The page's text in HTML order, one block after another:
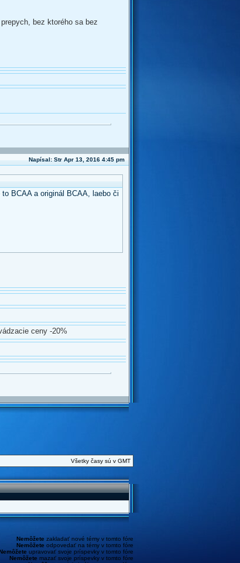
bez ktorého sa bez
Napísal: Str Apr 13, 2016 4:45 pm
BCAA a originál BCAA, laebo či
ceny -20%
Všetky časy sú v GMT
Nemôžete zakladať nové témy v tomto fóre
Nemôžete odpovedať na témy v tomto fóre
upravovať svoje príspevky v tomto fóre
Nemôžete mazať svoje príspevky v tomto fóre